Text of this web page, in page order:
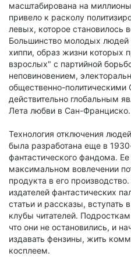
масштабирована на
привело к расколу
левых, которое становилось
Большинство молодых людей
хиппи, образ жизни которых
взрослых" с партийной
неповиновением,
общественно-
действительно глобальным
Лета любви в Сан-Франциско.
Технология отключения
была разработана еще в
фантастического фандома.
максимальном вовлечении
продукта в его
издателей фантастических
статьи и рассказы, вступать
клубы читателей.
что они не остановились, и
издавать фензины, жить
косплеем.